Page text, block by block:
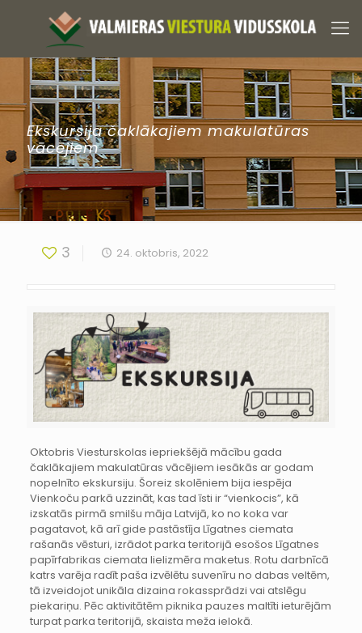
Ekskursija čaklākajiem makulatūras
vācējiem
3 24. oktobris, 2022
Oktobris Viesturskolas iepriekšējā mācību gada
čaklākajiem makulatūras vācējiem iesākās ar godam
nopelnīto ekskursiju. Šoreiz skolēniem bija iespēja
Vienkoču parkā uzzināt, kas tad īsti ir “vienkocis”, kā
izskatās pirmā smilšu māja Latvijā, ko no koka var
pagatavot, kā arī gide pastāstīja Līgatnes ciemata
rašanās vēsturi, izrādot parka teritorijā esošos Līgatnes
papīrfabrikas ciemata lielizmēra maketus. Rotu darbnīcā
katrs varēja radīt paša izvēlētu suvenīru no dabas veltēm,
tā izveidojot unikāla dizaina rokassprādzi vai atslēgu
piekariņu. Pēc aktivitātēm piknika pauzes maltīti ieturējām
turpat parka teritorijā, skaista meža ielokā.